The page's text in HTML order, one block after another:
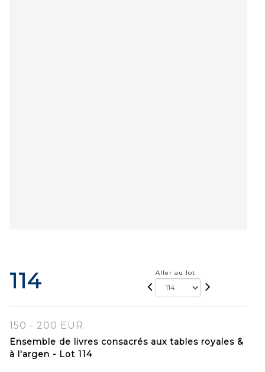
114 Aller au lot
150 - 200 EUR
Ensemble de livres consacrés aux tables royales &
à l'argen - Lot 114